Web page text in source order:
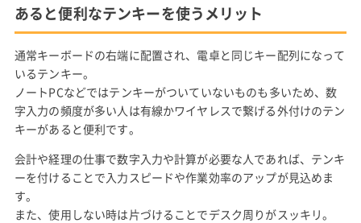
あると便利なテンキーを使うメリット
通常キーボードの右端に配置され、電卓と同じキー配列になって
いるテンキー。
ノートPCなどではテンキーがついていないものも多いため、数
字入力の頻度が多い人は有線かワイヤレスで繋げる外付けのテン
キーがあると便利です。
会計や経理の仕事で数字入力や計算が必要な人であれば、テンキ
ーを付けることで入力スピードや作業効率のアップが見込めま
す。
また、使用しない時は片づけることでデスク周りがスッキリ。